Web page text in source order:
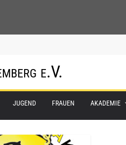
e.V.
JUGEND FRAUEN AKADEMIE